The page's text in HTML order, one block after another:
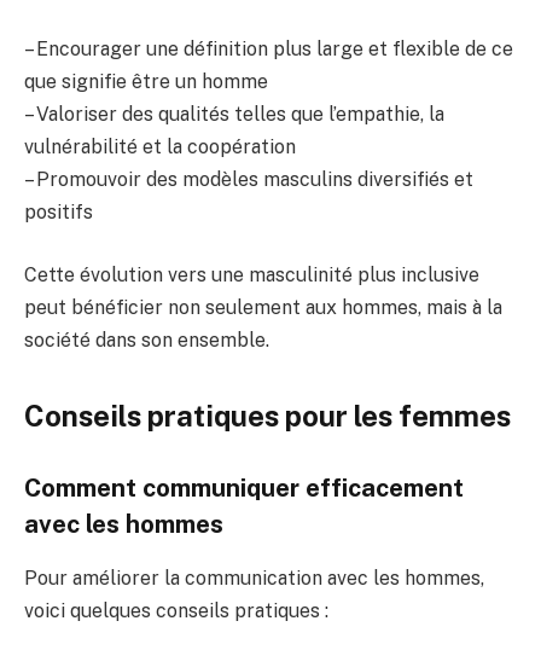
– Encourager une définition plus large et flexible de ce
que signifie être un homme
– Valoriser des qualités telles que l’empathie, la
vulnérabilité et la coopération
– Promouvoir des modèles masculins diversifiés et
positifs
Cette évolution vers une masculinité plus inclusive
peut bénéficier non seulement aux hommes, mais à la
société dans son ensemble.
Conseils pratiques pour les femmes
Comment communiquer efficacement
avec les hommes
Pour améliorer la communication avec les hommes,
voici quelques conseils pratiques :